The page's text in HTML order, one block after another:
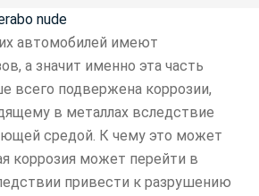
nude
автомобилей имеют
а значит именно эта часть
всего подвержена коррозии,
в металлах вследствие
средой. К чему это может
коррозия может перейти в
привести к разрушению